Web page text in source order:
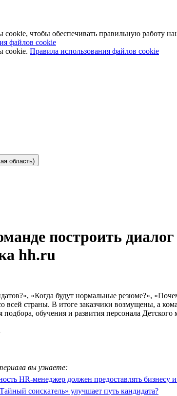
чтобы обеспечивать правильную работу
файлов cookie
cookie. Правила использования файлов cookie
область)
построить
hh.ru
«Когда будут нормальные резюме?»,
всей страны. В итоге заказчики возмущены, а
подбора, обучения и развития персонала Детского
вы узнаете:
HR-менеджер должен предоставлять бизнесу
соискатель» улучшает путь кандидата?